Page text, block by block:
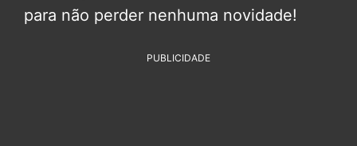
para não perder nenhuma novidade!
PUBLICIDADE